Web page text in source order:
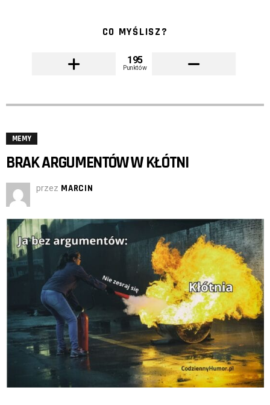
CO MYŚLISZ?
195
Punktów
MEMY
BRAK ARGUMENTÓW W KŁÓTNI
przez MARCIN